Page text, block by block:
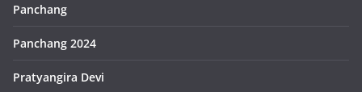
Panchang
Panchang 2024
Pratyangira Devi